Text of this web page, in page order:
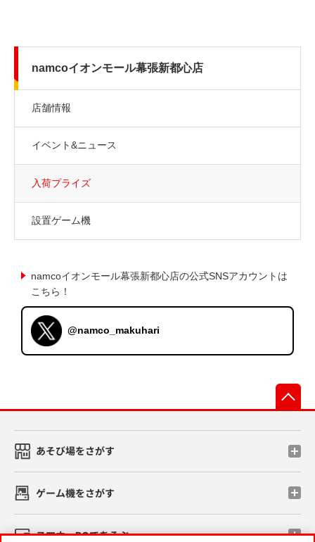
namcoイオンモール幕張新都心店
店舗情報
イベント&ニュース
入荷プライズ
設置ゲーム機
namcoイオンモール幕張新都心店の公式SNSアカウントは
こちら！
@namco_makuhari
あそび場をさがす
ゲーム機をさがす
スマホ・PCであそぶ